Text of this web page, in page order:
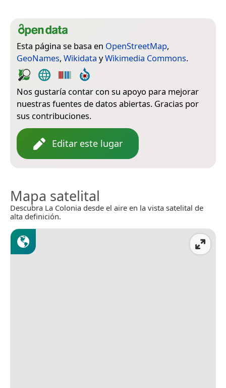
Esta página se basa en OpenStreetMap,
GeoNames, Wikidata yWikimedia Commons.
Nos gustaría contar con su apoyo para mejorar
nuestras fuentes de datos abiertas. Gracias por
sus contribuciones.
Editar este lugar
Mapa satelital
Descubra La Colonia desde el aire en la vista satelital de
alta definición.